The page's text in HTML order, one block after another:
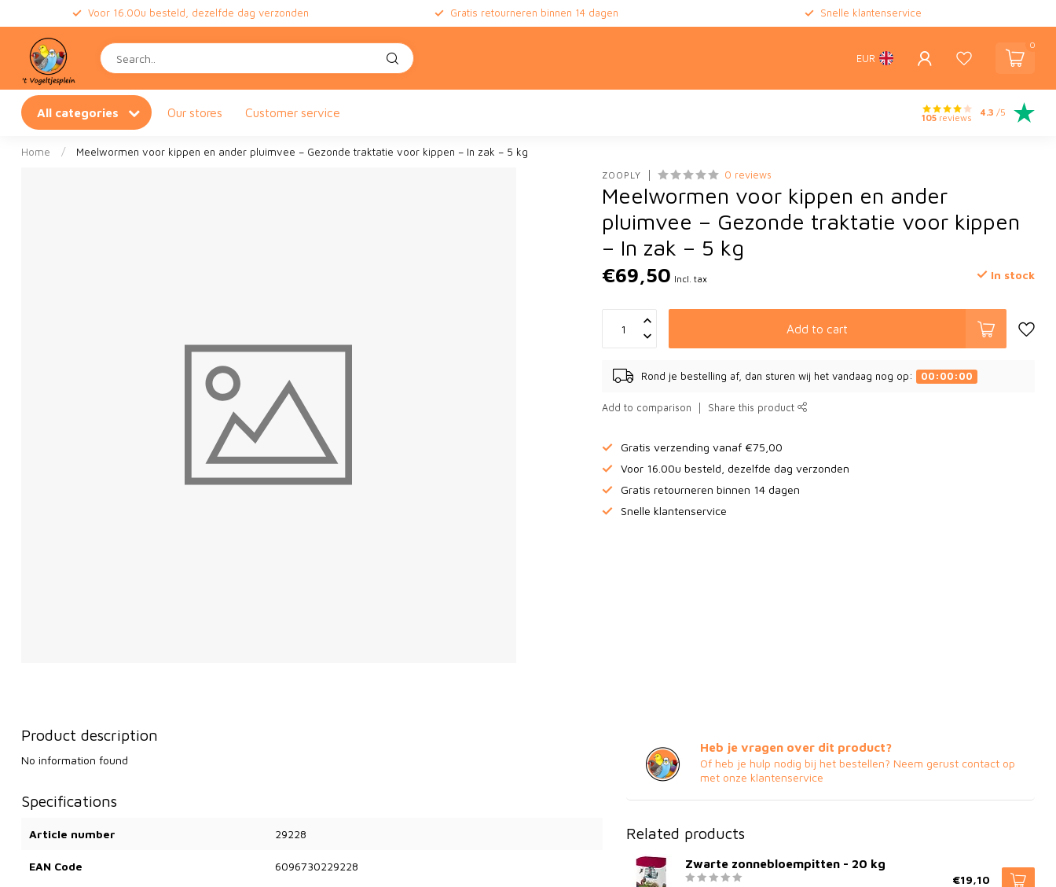
Voor 16.00u besteld, dezelfde dag verzonden Gratis retourneren binnen 14 dagen Snelle klantenservice
EUR
0
All categories Our stores Customer service 105reviews
4.3 /5
Home / Meelwormen voor kippen en ander pluimvee – Gezonde traktatie voor kippen – In zak – 5 kg
ZOOPLY 0 reviews
Meelwormen voor kippen en ander
pluimvee – Gezonde traktatie voor kippen
– In zak – 5 kg
€69,50 Incl. tax In stock
Add to cart
Rond je bestelling af, dan sturen wij het vandaag nog op: 00:00:00
Add to comparison Share this product
Gratis verzending vanaf €75,00
Voor 16.00u besteld, dezelfde dag verzonden
Gratis retourneren binnen 14 dagen
Snelle klantenservice
Product description
No information found
Specifications
Article number 29228
EAN Code 6096730229228
Heb je vragen over dit product?
Of heb je hulp nodig bij het bestellen? Neem gerust contact op
met onze klantenservice
Related products
Zwarte zonnebloempitten - 20 kg
€19,10